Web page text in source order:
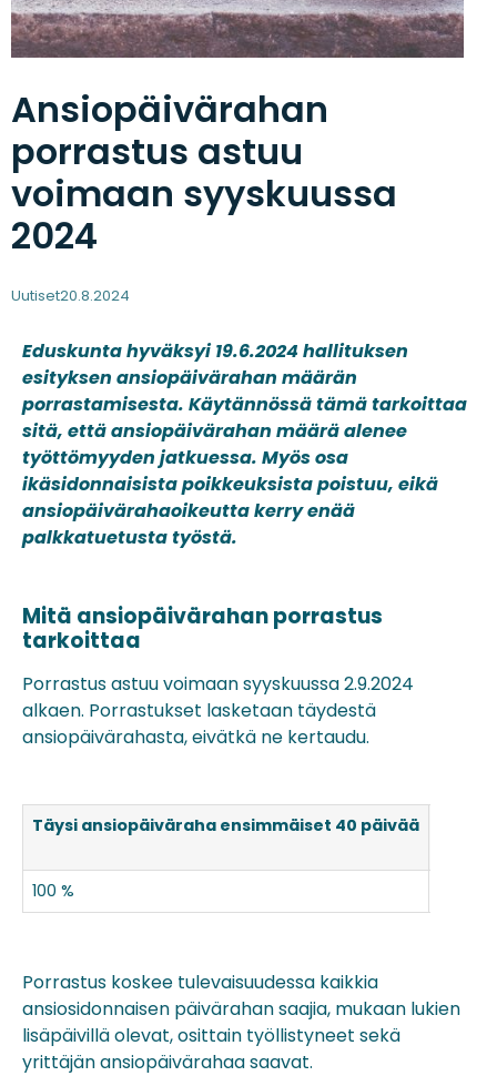
Ansiopäivärahan
porrastus astuu
voimaan syyskuussa
2024
Uutiset20.8.2024
Eduskunta hyväksyi 19.6.2024 hallituksen
esityksen ansiopäivärahan määrän
porrastamisesta. Käytännössä tämä tarkoittaa
sitä, että ansiopäivärahan määrä alenee
työttömyyden jatkuessa. Myös osa
ikäsidonnaisista poikkeuksista poistuu, eikä
ansiopäivärahaoikeutta kerry enää
palkkatuetusta työstä.
Mitä ansiopäivärahan porrastus
tarkoittaa
Porrastus astuu voimaan syyskuussa 2.9.2024
alkaen. Porrastukset lasketaan täydestä
ansiopäivärahasta, eivätkä ne kertaudu.
Täysi ansiopäiväraha ensimmäiset 40 päivää
100 %
Porrastus koskee tulevaisuudessa kaikkia
ansiosidonnaisen päivärahan saajia, mukaan lukien
lisäpäivillä olevat, osittain työllistyneet sekä
yrittäjän ansiopäivärahaa saavat.